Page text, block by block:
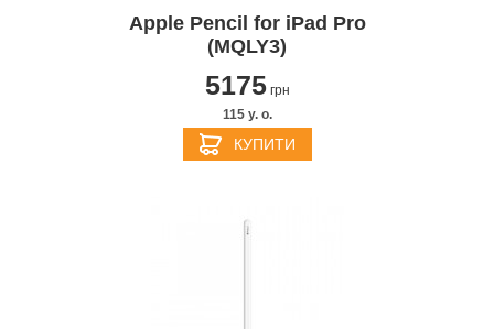
Apple Pencil for iPad Pro
(MQLY3)
5175грн
115 y. о.
КУПИТИ